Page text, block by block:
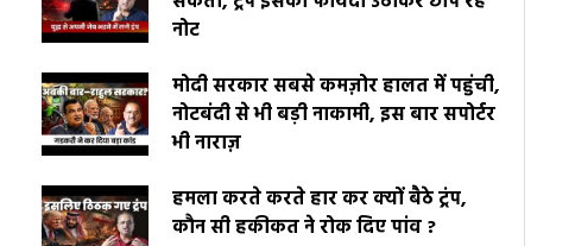
नोट
मोदी सरकार सबसे कमज़ोर हालत में पहुंची,
नोटबंदी से भी बड़ी नाकामी, इस बार सपोर्टर
भी नाराज़
हमला करते करते हार कर क्यों बैठे ट्रंप,
कौन सी हकीकत ने रोक दिए पांव ?